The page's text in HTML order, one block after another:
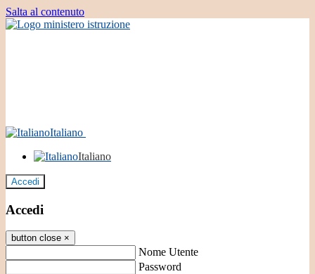
Salta al contenuto
Italiano
Italiano
Accedi
Accedi
button close ×
Nome Utente
Password